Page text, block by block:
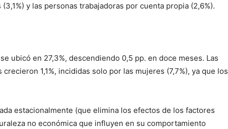
y las personas trabajadoras por cuenta propia (2,6%).
ubicó en 27,3%, descendiendo 0,5 pp. en doce meses. Las
1,1%, incididas solo por las mujeres (7,7%), ya que los
estacionalmente (que elimina los efectos de los factores
no económica que influyen en su comportamiento